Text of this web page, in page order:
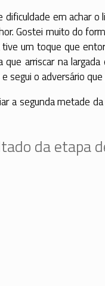
em achar
Gostei muito do
um toque que
arriscar na
segui o adversário
a segunda metade
da etapa